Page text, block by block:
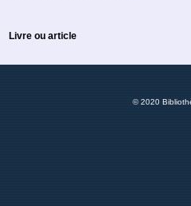
Livre ou article
© 2020